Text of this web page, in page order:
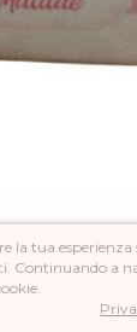
la tua esperienza
Continuando a